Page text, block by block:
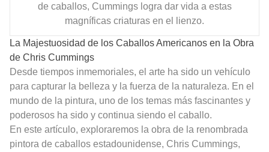
de caballos, Cummings logra dar vida a estas
magníficas criaturas en el lienzo.
La Majestuosidad de los Caballos Americanos en la Obra
de Chris Cummings
Desde tiempos inmemoriales, el arte ha sido un vehículo
para capturar la belleza y la fuerza de la naturaleza. En el
mundo de la pintura, uno de los temas más fascinantes y
poderosos ha sido y continua siendo el caballo.
En este artículo, exploraremos la obra de la renombrada
pintora de caballos estadounidense, Chris Cummings,